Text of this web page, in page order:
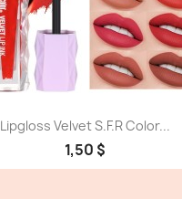
Vista detallada
Lipgloss Velvet S.f.r Color...
1,50 $